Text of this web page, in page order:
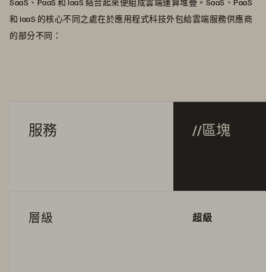
和 IaaS 的核心不同之處在於應用程式科技外包給雲端服務供應商
的部分不同：
服務 //區塊
層級 超級